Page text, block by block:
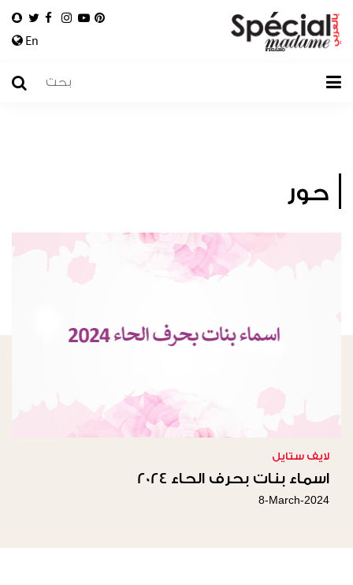
En
حور
لايف ستايل
اسماء بنات بحرف الحاء 2024
8-March-2024